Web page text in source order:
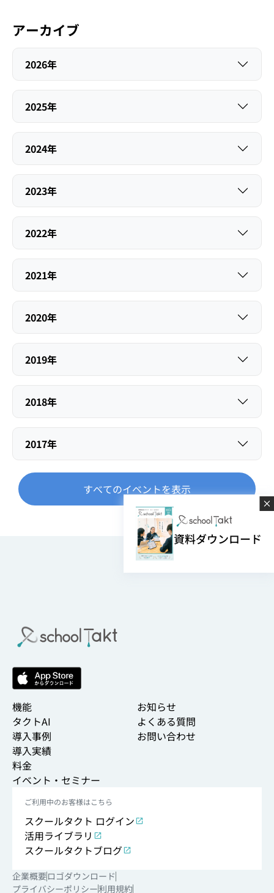
アーカイブ
2026年
2025年
2024年
2023年
2022年
2021年
2020年
2019年
2018年
2017年
すべてのイベントを表示
資料ダウンロード
機能
タクトAI
導入事例
導入実績
料金
イベント・セミナー
お知らせ
よくある質問
お問い合わせ
ご利用中のお客様はこちら
スクールタクト ログイン
活用ライブラリ
スクールタクトブログ
企業概要ロゴダウンロード
プライバシーポリシー利用規約